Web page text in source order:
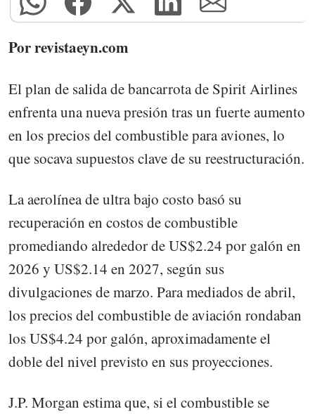
Por revistaeyn.com
El plan de salida de bancarrota de Spirit Airlines
enfrenta una nueva presión tras un fuerte aumento
en los precios del combustible para aviones, lo
que socava supuestos clave de su reestructuración.
La aerolínea de ultra bajo costo basó su
recuperación en costos de combustible
promediando alrededor de US$2.24 por galón en
2026 y US$2.14 en 2027, según sus
divulgaciones de marzo. Para mediados de abril,
los precios del combustible de aviación rondaban
los US$4.24 por galón, aproximadamente el
doble del nivel previsto en sus proyecciones.
J.P. Morgan estima que, si el combustible se